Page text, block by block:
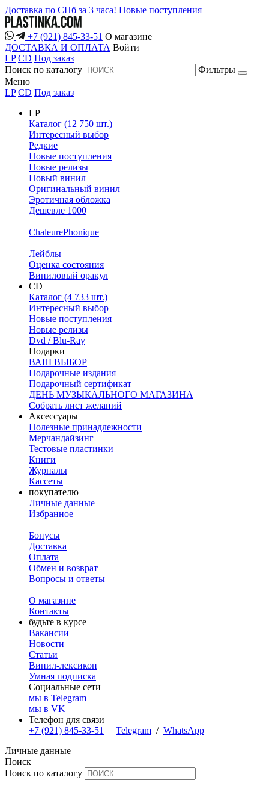
Доставка по СПб за 3 часа! Новые поступления
+7 (921) 845-33-51 О магазине
ДОСТАВКА И ОПЛАТА Войти
LP CD Под заказ
Поиск по каталогу
Фильтры
Меню
LP CD Под заказ
LP
Каталог (12 750 шт.)
Интересный выбор
Редкие
Новые поступления
Новые релизы
Новый винил
Оригинальный винил
Эротичная обложка
Дешевле 1000
ChaleurePhonique
Лейблы
Оценка состояния
Виниловый оракул
CD
Каталог (4 733 шт.)
Интересный выбор
Новые поступления
Новые релизы
Dvd / Blu-Ray
Подарки
ВАШ ВЫБОР
Подарочные издания
Подарочный сертификат
ДЕНЬ МУЗЫКАЛЬНОГО МАГАЗИНА
Собрать лист желаний
Аксессуары
Полезные принадлежности
Мерчандайзинг
Тестовые пластинки
Книги
Журналы
Кассеты
покупателю
Личные данные
Избранное
Бонусы
Доставка
Оплата
Обмен и возврат
Вопросы и ответы
О магазине
Контакты
будьте в курсе
Вакансии
Новости
Статьи
Винил-лексикон
Умная подписка
Социальные сети
мы в Telegram
мы в VK
Телефон для связи
+7 (921) 845-33-51
Telegram / WhatsApp
Личные данные
Поиск
Поиск по каталогу